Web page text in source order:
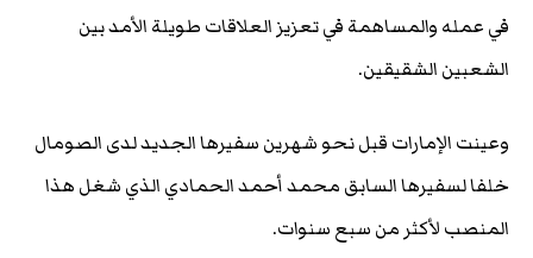
في عمله والمساهمة في تعزيز العلاقات طويلة الأمد بين
الشعبين الشقيقين.
وعينت الإمارات قبل نحو شهرين سفيرها الجديد لدى الصومال
خلفا لسفيرها السابق محمد أحمد الحمادي الذي شغل هذا
المنصب لأكثر من سبع سنوات.